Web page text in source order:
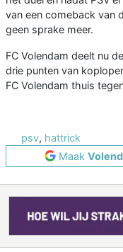
van een comeback van
geen sprake meer.
FC Volendam deelt nu
drie punten van
FC Volendam thuis
psv, hattrick
Maak